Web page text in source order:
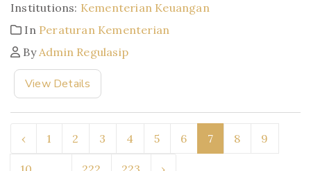
Institutions: Kementerian Keuangan
In Peraturan Kementerian
ByAdmin Regulasip
View Details
‹ 1 2 3 4 5 6 7 8 9